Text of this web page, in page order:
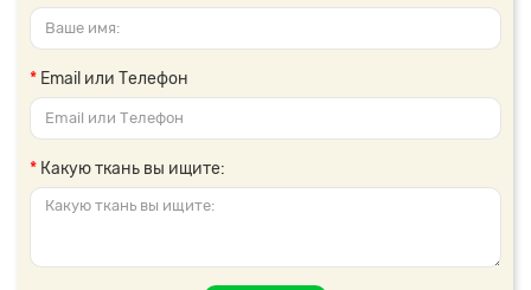
Email или Телефон
Какую ткань вы ищите: